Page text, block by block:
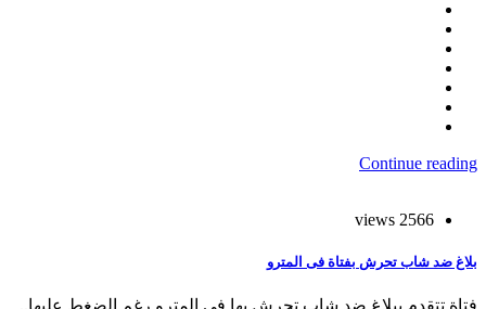
Continue reading
2566 views
بلاغ ضد شاب تحرش بفتاة فى المترو
فتاة تتقدم ببلاغ ضد شاب تحرش بها في المترو رغم الضغط عليها..